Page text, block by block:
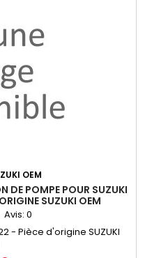
OEM
DE POMPE POUR SUZUKI
SUZUKI OEM
Avis: 0
- Pièce d'origine SUZUKI